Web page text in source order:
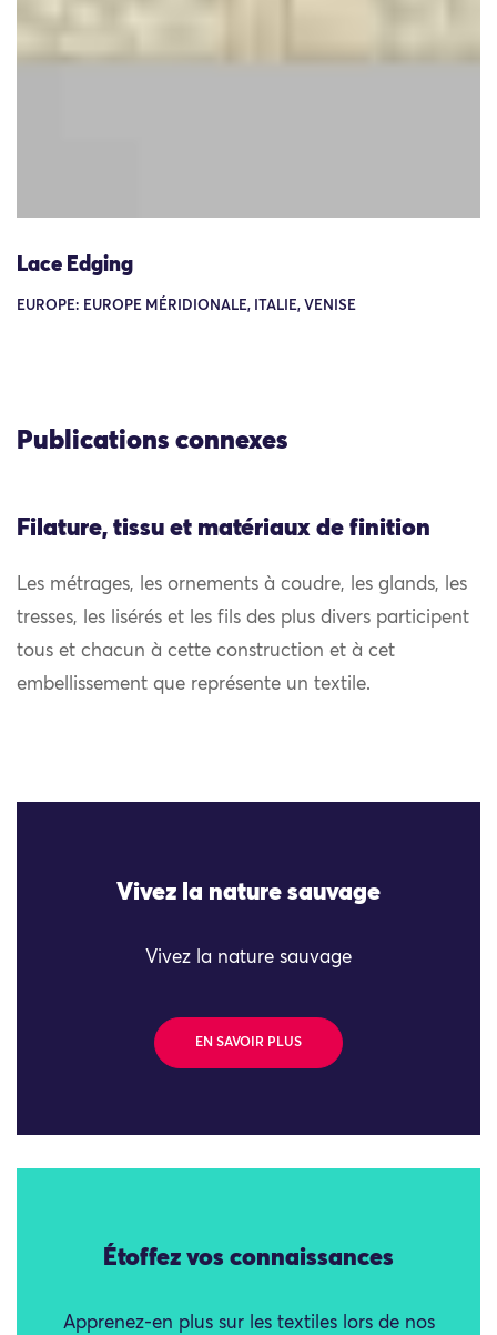
Lace Edging
EUROPE: EUROPE MÉRIDIONALE, ITALIE, VENISE
Publications connexes
Filature, tissu et matériaux de finition
Les métrages, les ornements à coudre, les glands, les
tresses, les lisérés et les fils des plus divers participent
tous et chacun à cette construction et à cet
embellissement que représente un textile.
Vivez la nature sauvage
Vivez la nature sauvage
EN SAVOIR PLUS
Étoffez vos connaissances
Apprenez-en plus sur les textiles lors de nos